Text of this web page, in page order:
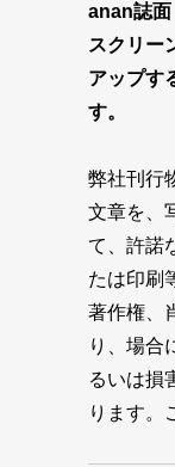
anan誌面
スクリー
アップす
す。
弊社刊行
文章を、
て、許諾
たは印刷
著作権、
り、場合
るいは損
ります。